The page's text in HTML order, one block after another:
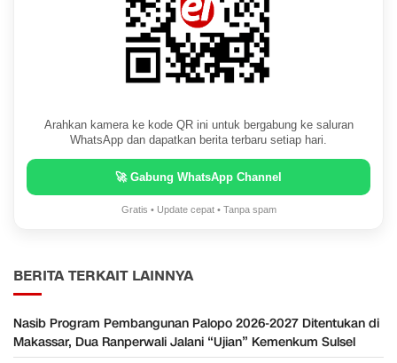
Arahkan kamera ke kode QR ini untuk bergabung ke saluran
WhatsApp dan dapatkan berita terbaru setiap hari.
🚀 Gabung WhatsApp Channel
Gratis • Update cepat • Tanpa spam
BERITA TERKAIT LAINNYA
Nasib Program Pembangunan Palopo 2026-2027 Ditentukan di
Makassar, Dua Ranperwali Jalani “Ujian” Kemenkum Sulsel